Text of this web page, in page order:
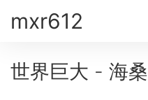
mxr612
世界巨大 - 海桑